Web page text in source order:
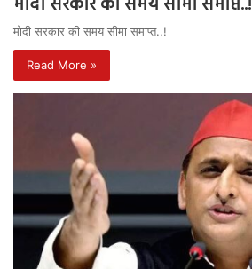
मोदी सरकार की समय सीमा समाप्त..!
Read More »